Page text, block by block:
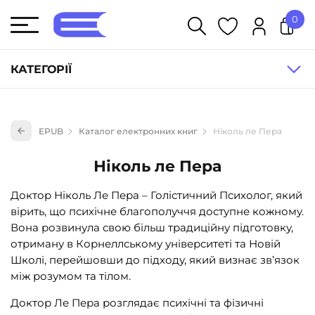
КАТЕГОРІЇ
Книги для дітей (836)
Книги для підлітків (240)
Навчальна література та посібники (527)
Енциклопедії, довідники, словники (55)
Подарункові сертифікати (1)
0
EPUB Каталог електронних книг Ніколь ле Пера
Ніколь ле Пера
Доктор Ніколь Ле Пера – Голістичний Психолог, який
вірить, що психічне благополуччя доступне кожному.
Вона розвинула свою більш традиційну підготовку,
отриману в Корнеллському університеті та Новій
Школі, перейшовши до підходу, який визнає зв’язок
між розумом та тілом.
Доктор Ле Пера розглядає психічні та фізичні